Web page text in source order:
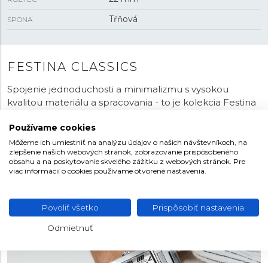
SPONA Tŕňová
FESTINA CLASSICS
Spojenie jednoduchosti a minimalizmu s vysokou
kvalitou materiálu a spracovania - to je kolekcia Festina
Hodinky na oceľovom náramku či koženom remienku,
ktoré si zachovávajú ležérny a vycibrený štýl. Sú
navrhnuté na každodenné nosenie, takže vynikajú veľmi
príjemným dojmom pri nosení. Preskúmajte široké
Používame cookies
Môžeme ich umiestniť na analýzu údajov o našich návštevníkoch, na
zlepšenie našich webových stránok, zobrazovanie prispôsobeného
obsahu a na poskytovanie skvelého zážitku z webových stránok. Pre
viac informácií o cookies používame otvorené nastavenia.
Povoliť všetko Prispôsobiť nastavenia
Odmietnuť